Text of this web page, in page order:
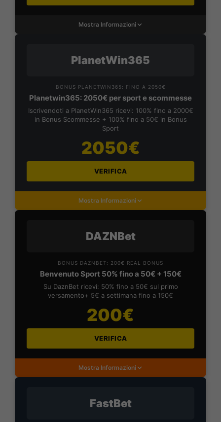
Mostra Informazioni
PlanetWin365
BONUS PLANETWIN365: FINO A 2050€
Planetwin365: 2050€ per sport e scommesse
Iscrivendoti a PlanetWin365 ricevi: 100% fino a 2000€
in Bonus Scommesse + 100% fino a 50€ in Bonus
Sport
2050€
VERIFICA
Mostra Informazioni
DAZNBet
BONUS DAZNBET: 200€ REAL BONUS
Benvenuto Sport 50% fino a 50€ + 150€
Su DaznBet ricevi: 50% fino a 50€ sul primo
versamento+ 5€ a settimana fino a 150€
200€
VERIFICA
Mostra Informazioni
FastBet